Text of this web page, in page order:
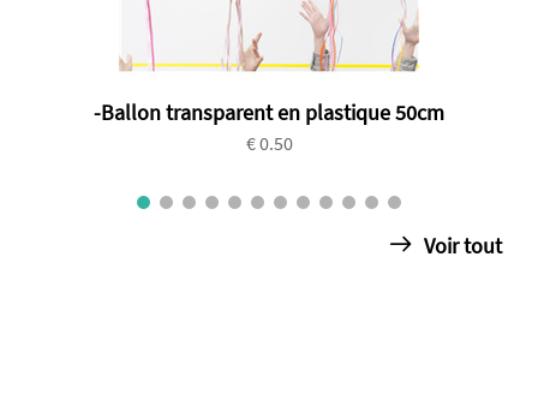
-Ballon transparent en plastique 50cm
€ 0.50
Voir tout